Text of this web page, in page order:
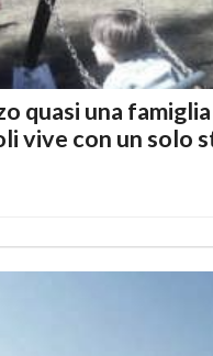
quasi una
vive con un solo